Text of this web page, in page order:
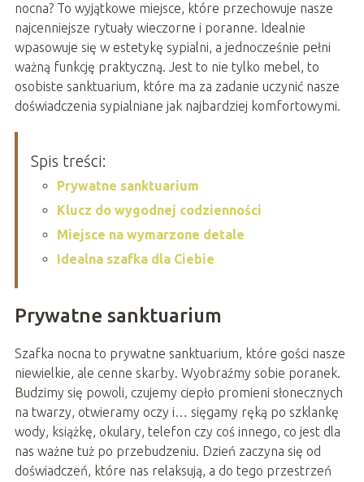
nocna? To wyjątkowe miejsce, które przechowuje nasze
najcenniejsze rytuały wieczorne i poranne. Idealnie
wpasowuje się w estetykę sypialni, a jednocześnie pełni
ważną funkcję praktyczną. Jest to nie tylko mebel, to
osobiste sanktuarium, które ma za zadanie uczynić nasze
doświadczenia sypialniane jak najbardziej komfortowymi.
Spis treści:
Prywatne sanktuarium
Klucz do wygodnej codzienności
Miejsce na wymarzone detale
Idealna szafka dla Ciebie
Prywatne sanktuarium
Szafka nocna to prywatne sanktuarium, które gości nasze
niewielkie, ale cenne skarby. Wyobraźmy sobie poranek.
Budzimy się powoli, czujemy ciepło promieni słonecznych
na twarzy, otwieramy oczy i… sięgamy ręką po szklankę
wody, książkę, okulary, telefon czy coś innego, co jest dla
nas ważne tuż po przebudzeniu. Dzień zaczyna się od
doświadczeń, które nas relaksują, a do tego przestrzeń